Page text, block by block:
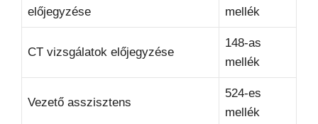
előjegyzése
mellék
CT vizsgálatok előjegyzése
148-as
mellék
Vezető asszisztens
524-es
mellék